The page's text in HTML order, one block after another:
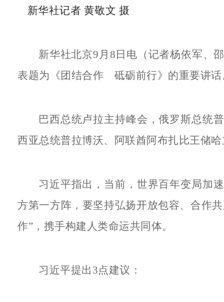
新华社记者 黄敬文 摄
新华社北京9月8日电（记者杨依军、
表题为《团结合作 砥砺前行》的重要讲话
巴西总统卢拉主持峰会，俄罗斯总统
西亚总统普拉博沃、阿联酋阿布扎比王储
习近平指出，当前，世界百年变局加
方第一方阵，要坚持弘扬开放包容、合作
作”，携手构建人类命运共同体。
习近平提出3点建议：